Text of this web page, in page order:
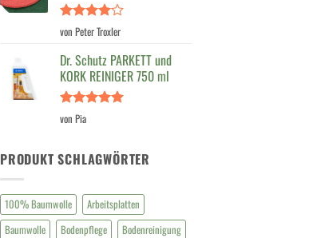
Bewertet
von 5
von Peter Troxler
Dr. Schutz PARKETT und
KORK REINIGER 750 ml
Bewertet
von Pia
PRODUKT SCHLAGWÖRTER
100% Baumwolle
Arbeitsplatten
Baumwolle
Bodenpflege
Bodenreinigung